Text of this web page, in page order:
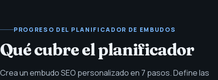
PROGRESO DEL PLANIFICADOR DE EMBUDOS
Qué cubre el planificador
Crea un embudo SEO personalizado en 7 pasos. Define las